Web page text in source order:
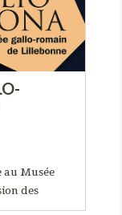
au Musée
des